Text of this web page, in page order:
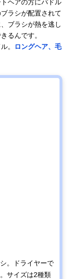
ヘアの方にパドル
ラシが配置されて
ブラシが熱を逃し
るんです。
。
ロングヘア、毛
。ドライヤーで
サイズは2種類